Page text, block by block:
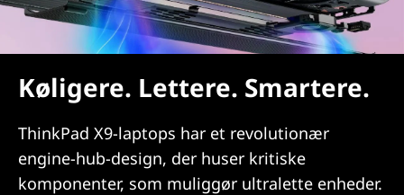
Køligere. Lettere. Smartere.
ThinkPad X9-laptops har et revolutionær
engine-hub-design, der huser kritiske
komponenter, som muliggør ultralette enheder.